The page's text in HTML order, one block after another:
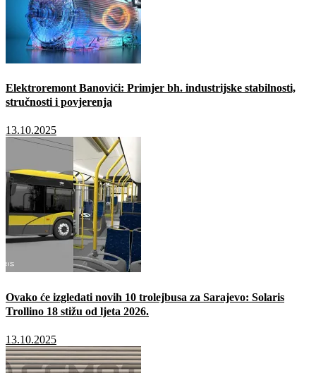
Elektroremont Banovići: Primjer bh. industrijske stabilnosti,
stručnosti i povjerenja
13.10.2025
Ovako će izgledati novih 10 trolejbusa za Sarajevo: Solaris
Trollino 18 stižu od ljeta 2026.
13.10.2025